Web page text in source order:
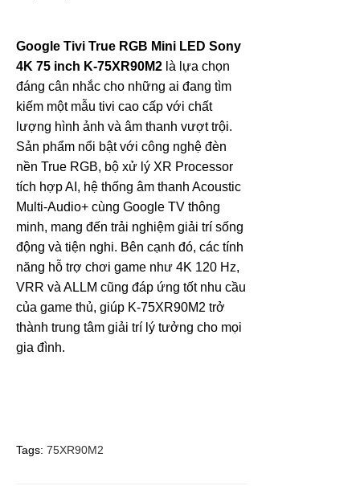
Google Tivi True RGB Mini LED Sony
4K 75 inch K-75XR90M2 là lựa chọn
đáng cân nhắc cho những ai đang tìm
kiếm một mẫu tivi cao cấp với chất
lượng hình ảnh và âm thanh vượt trội.
Sản phẩm nổi bật với công nghệ đèn
nền True RGB, bộ xử lý XR Processor
tích hợp AI, hệ thống âm thanh Acoustic
Multi-Audio+ cùng Google TV thông
minh, mang đến trải nghiệm giải trí sống
động và tiện nghi. Bên cạnh đó, các tính
năng hỗ trợ chơi game như 4K 120 Hz,
VRR và ALLM cũng đáp ứng tốt nhu cầu
của game thủ, giúp K-75XR90M2 trở
thành trung tâm giải trí lý tưởng cho mọi
gia đình.
Tags: 75XR90M2